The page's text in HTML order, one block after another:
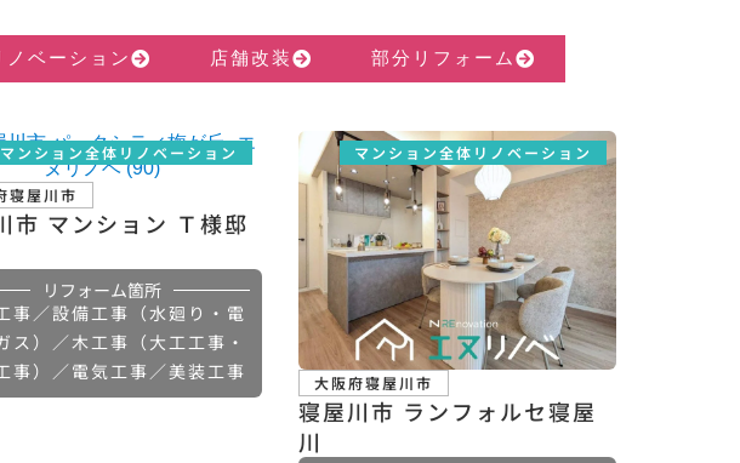
ベーション 店舗改装 部分リフォーム
マンション全体リノベーション
寝屋川市
市 マンション Ｔ様邸
リフォーム箇所
事／設備工事（水廻り・電
ス）／木工事（大工工事・
事）／電気工事／美装工事
マンション全体リノベーション
大阪府寝屋川市
寝屋川市 ランフォルセ寝屋
川